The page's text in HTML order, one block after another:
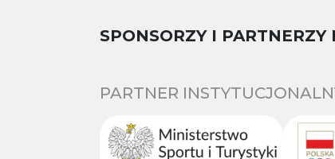
SPONSORZY I PARTNERZY
PARTNER